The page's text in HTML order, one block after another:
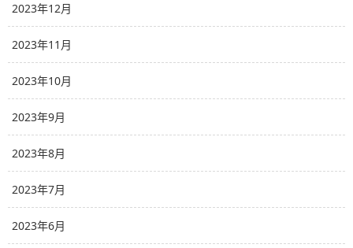
2023年12月
2023年11月
2023年10月
2023年9月
2023年8月
2023年7月
2023年6月